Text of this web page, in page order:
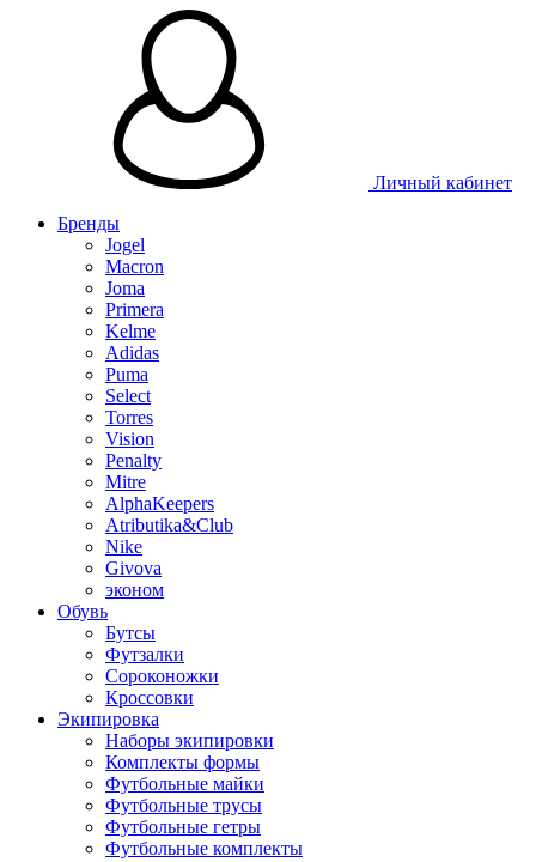
Личный кабинет
Бренды
Jogel
Macron
Joma
Primera
Kelme
Adidas
Puma
Select
Torres
Vision
Penalty
Mitre
AlphaKeepers
Atributika&Club
Nike
Givova
эконом
Обувь
Бутсы
Футзалки
Сороконожки
Кроссовки
Экипировка
Наборы экипировки
Комплекты формы
Футбольные майки
Футбольные трусы
Футбольные гетры
Футбольные комплекты